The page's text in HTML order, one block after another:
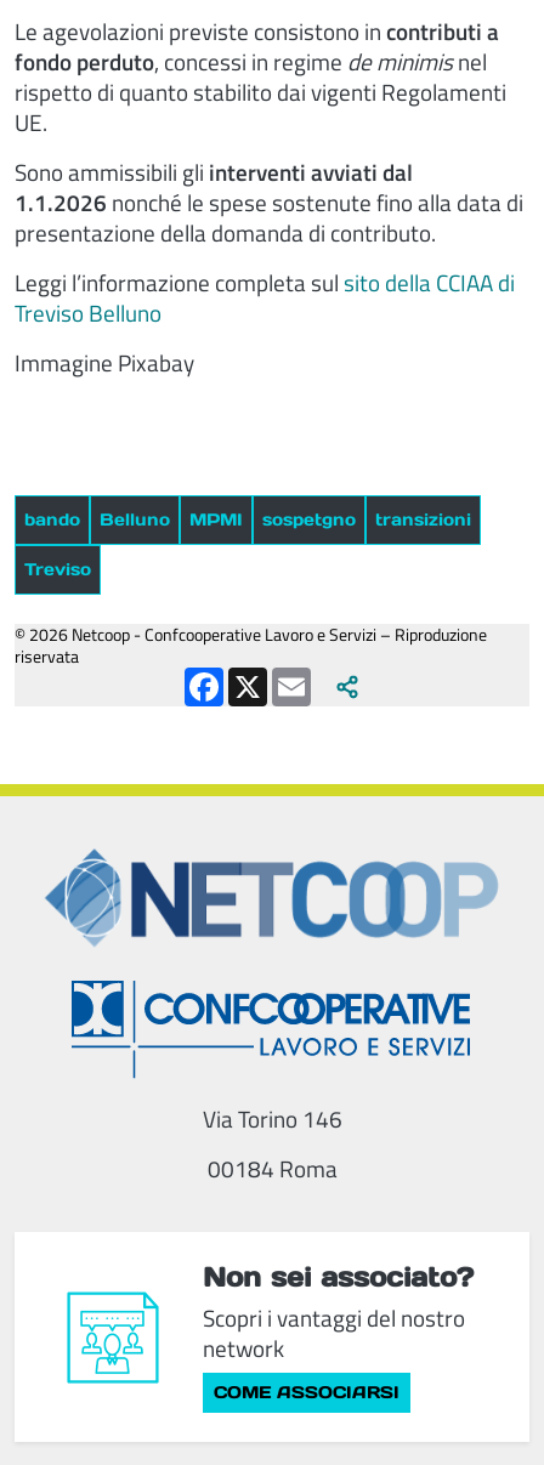
Le agevolazioni previste consistono incontributi a
fondo perduto, concessi in regime de minimisnel
rispetto di quanto stabilito dai vigenti Regolamenti
UE.
Sono ammissibili gli interventi avviati dal
1.1.2026 nonché le spese sostenute fino alla data di
presentazione della domanda di contributo.
Leggi l’informazione completa sul sito della CCIAA di
Treviso Belluno
Immagine Pixabay
bando Belluno MPMI sospetgno transizioni
Treviso
© 2026 Netcoop - Confcooperative Lavoro e Servizi – Riproduzione
riservata
Facebook
X Email
Non sei associato?
Scopri i vantaggi del nostro
network
COME ASSOCIARSI
Via Torino 146
00184 Roma